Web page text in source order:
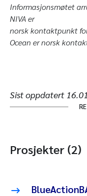
Informasjonsmøtet
NIVA er
norsk kontaktpunkt
Ocean er norsk
Sist oppdatert
Prosjekter (2)